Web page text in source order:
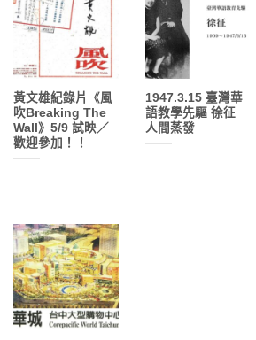
黃文雄紀錄片《風
吹Breaking The
Wall》5/9 試映／
歡迎參加！！
1947.3.15 臺灣華
語教學先驅 徐征
人間蒸發